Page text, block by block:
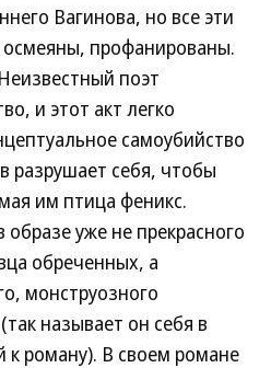
Вагинова, но все эти
профанированы.
поэт
и этот акт легко
самоубийство
разрушает себя, чтобы
им птица феникс.
образе уже не прекрасного
обреченных, а
монструозного
называет он себя в
роману). В своем романе